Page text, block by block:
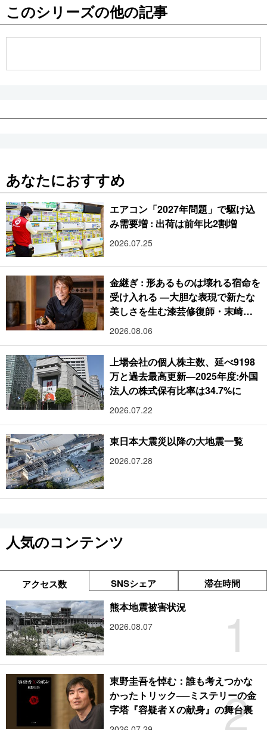
お知らせ
このシリーズの他の記事
あなたにおすすめ
エアコン「2027年問題」で駆け込
み需要増 : 出荷は前年比2割増
2026.07.25
金継ぎ : 形あるものは壊れる宿命を
受け入れる ―大胆な表現で新たな
美しさを生む漆芸修復師・末崎広
樹
2026.08.06
上場会社の個人株主数、延べ9198
万と過去最高更新―2025年度:外国
法人の株式保有比率は34.7%に
2026.07.22
東日本大震災以降の大地震一覧
2026.07.28
人気のコンテンツ
アクセス数 SNSシェア 滞在時間
1
熊本地震被害状況
2026.08.07
2
東野圭吾を悼む：誰も考えつかな
かったトリック──ミステリーの金
字塔『容疑者Ｘの献身』の舞台裏